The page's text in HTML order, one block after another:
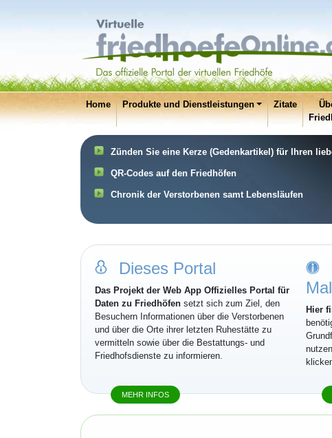
Home Produkte und Dienstleistungen Zitate
Zünden Sie eine Kerze (Gedenkartikel) für Ihren
QR-Codes auf den Friedhöfen
Chronik der Verstorbenen samt Lebensläufen
Dieses Portal
Das Projekt der Web App Offizielles Portal für
Daten zu Friedhöfen setzt sich zum Ziel, den
Besuchern Informationen über die Verstorbenen
und über die Orte ihrer letzten Ruhestätte zu
vermitteln sowie über die Bestattungs- und
Friedhofsdienste zu informieren.
MEHR INFOS
Hier